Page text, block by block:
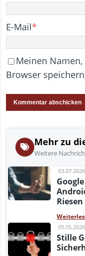
E-Mail*
Meinen
Browser
Mehr zu
Weitere
03.07.2026
Riesen
05.05.2026
Stille